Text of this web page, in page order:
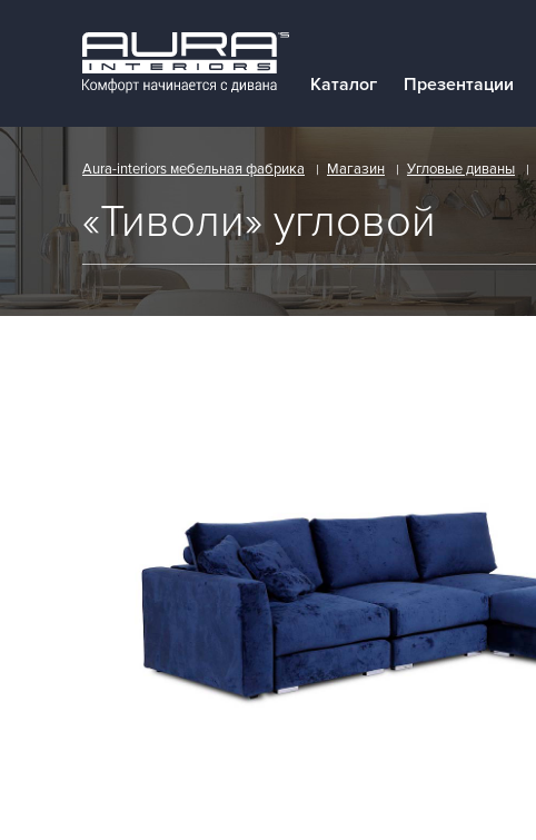
Каталог Презентации
Aura-interiors мебельная фабрика Магазин Угловые диваны
«Тиволи» угловой